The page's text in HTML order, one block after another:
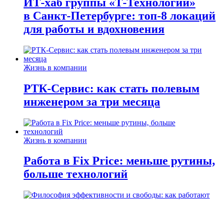
в Санкт-Петербурге: топ-8 локаций
для работы и вдохновения
Жизнь в компании
РТК-Сервис: как стать полевым
инженером за три месяца
Жизнь в компании
Работа в Fix Price: меньше рутины,
больше технологий